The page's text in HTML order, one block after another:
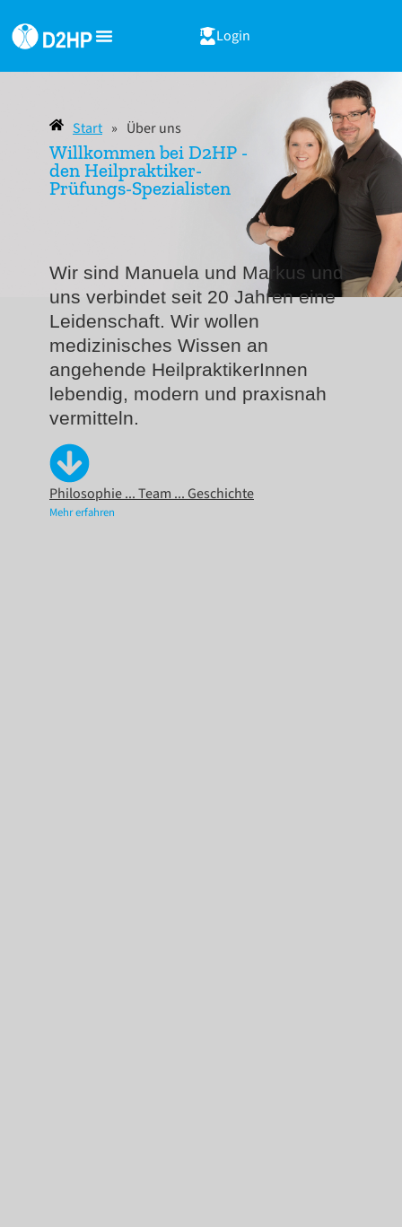
Login
Start » Über uns
Willkommen bei D2HP -
den Heilpraktiker-
Prüfungs-Spezialisten
Wir sind Manuela und Markus und
uns verbindet seit 20 Jahren eine
Leidenschaft. Wir wollen
medizinisches Wissen an
angehende HeilpraktikerInnen
lebendig, modern und praxisnah
vermitteln.
Philosophie ... Team ... Geschichte
Mehr erfahren